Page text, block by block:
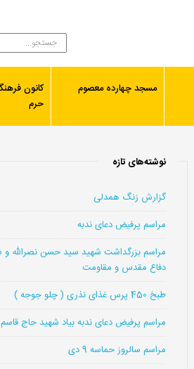
مسجد چهارده معصوم
کانون
حرم
نوشته‌های تازه
گزارش زنگ همدلی
مراسم پرفیض دعای ندبه
مراسم بزرگداشت شهید سید حسن نصرالله و
دفاع مقدس و مقاومت
طبخ 450 پرس غذای نذری ( چلو جوجه )
مراسم پرفیض دعای ندبه بیاد شهید حاج
مراسم سالروز حماسه 9 دی